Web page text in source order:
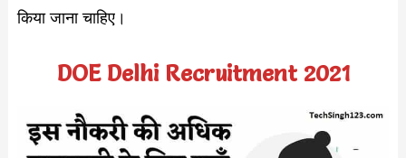
किया जाना चाहिए।
DOE Delhi Recruitment 2021